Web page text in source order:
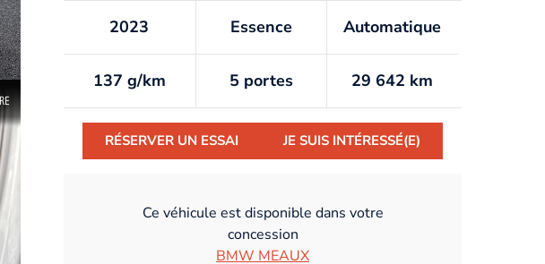
2023 Essence Automatique
137 g/km 5 portes 29 642 km
RÉSERVER UN ESSAI JE SUIS INTÉRESSÉ(E)
Ce véhicule est disponible dans votre
concession
BMW MEAUX